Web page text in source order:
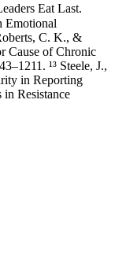
Eat Last.
Emotional
C. K., &
Cause of Chronic
¹³ Steele, J.,
in Reporting
Resistance